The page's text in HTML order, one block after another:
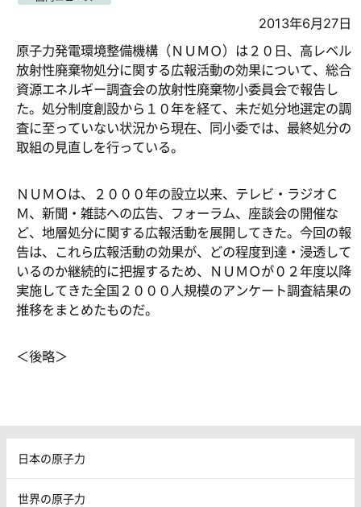
2013年6月27日
原子力発電環境整備機構（ＮＵＭＯ）は２０日、高レベル
放射性廃棄物処分に関する広報活動の効果について、総合
資源エネルギー調査会の放射性廃棄物小委員会で報告し
た。処分制度創設から１０年を経て、未だ処分地選定の調
査に至っていない状況から現在、同小委では、最終処分の
取組の見直しを行っている。
ＮＵＭＯは、２０００年の設立以来、テレビ・ラジオＣ
Ｍ、新聞・雑誌への広告、フォーラム、座談会の開催な
ど、地層処分に関する広報活動を展開してきた。今回の報
告は、これら広報活動の効果が、どの程度到達・浸透して
いるのか継続的に把握するため、ＮＵＭＯが０２年度以降
実施してきた全国２０００人規模のアンケート調査結果の
推移をまとめたものだ。
＜後略＞
日本の原子力
世界の原子力